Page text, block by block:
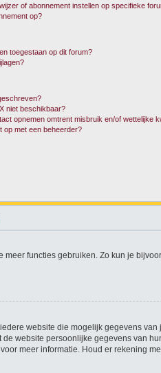
of abonnement instellen op specifieke
op?
toegestaan op dit forum?
niet beschikbaar?
opnemen omtrent misbruik en/of wettelijke
op met een beheerder?
functies gebruiken. Zo kun je
website die mogelijk gegevens
website persoonlijke gegevens van
meer informatie. Houd er rekening